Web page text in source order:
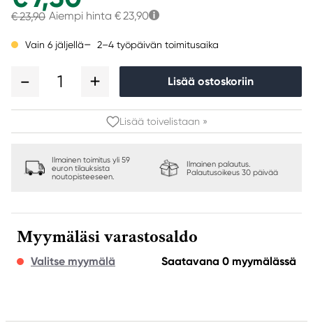
€ 23,90 Aiempi hinta € 23,90
Vain 6 jäljellä 2–4 työpäivän toimitusaika
1 Lisää ostoskoriin
Lisää toivelistaan »
Ilmainen toimitus yli 59
euron tilauksista
noutopisteeseen.
Ilmainen palautus.
Palautusoikeus 30 päivää
Myymäläsi varastosaldo
Valitse myymälä Saatavana 0 myymälässä